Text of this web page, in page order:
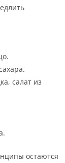
салат из
остаются